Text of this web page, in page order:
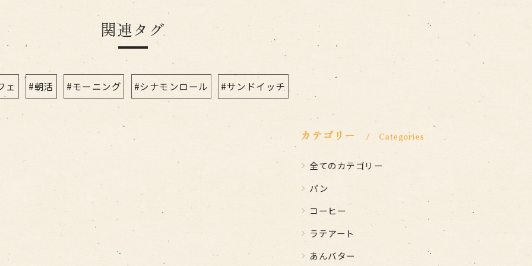
関連タグ
ェ #朝活 #モーニング #シナモンロール #サンドイッチ
カテゴリー Categories
全てのカテゴリー
パン
コーヒー
ラテアート
あんバター